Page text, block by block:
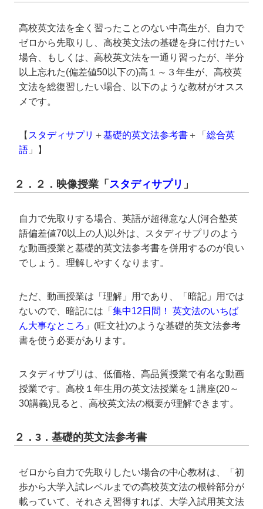
高校英文法を全く習ったことのない中高生が、自力で
ゼロから先取りし、高校英文法の基礎を身に付けたい
場合、もしくは、高校英文法を一通り習ったが、半分
以上忘れた(偏差値50以下の)高１～３年生が、高校英
文法を総復習したい場合、以下のような教材がオスス
メです。
【 スタディサプリ ＋基礎的英文法参考書 ＋「 総合英
語 」】
２．２．映像授業「 スタディサプリ 」
自力で先取りする場合、英語が超得意な人(河合塾英
語偏差値70以上の人)以外は、スタディサプリのよう
な動画授業と基礎的英文法参考書を併用するのが良い
でしょう。理解しやすくなります。
ただ、動画授業は「理解」用であり、「暗記」用では
ないので、暗記には「 集中12日間！ 英文法のいちば
ん大事なところ 」(旺文社)のような基礎的英文法参考
書を使う必要があります。
スタディサプリは、低価格、高品質授業で有名な動画
授業です。高校１年生用の英文法授業を１講座(20～
30講義)見ると、高校英文法の概要が理解できます。
２．3．基礎的英文法参考書
ゼロから自力で先取りしたい場合の中心教材は、「初
歩から大学入試レベルまでの高校英文法の根幹部分が
載っていて、それさえ習得すれば、大学入試用英文法